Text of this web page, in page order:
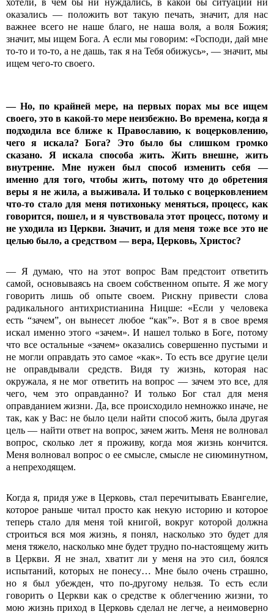
хотели, в чем бы ни нуждались, в какой бы ситуации ни
оказались — положить вот такую печать, значит, для нас
важнее всего не наше благо, не наша воля, а воля Божия;
значит, мы ищем Бога. А если мы говорим: «Господи, дай мне
то-то и то-то, а не дашь, так я на Тебя обижусь», — значит, мы
ищем чего-то своего.
— Но, по крайней мере, на первых порах мы все ищем
своего, это в какой-то мере неизбежно. Во времена, когда я
подходила все ближе к Православию, к воцерковлению,
чего я искала? Бога? Это было бы слишком громко
сказано. Я искала способа жить. Жить внешне, жить
внутренне. Мне нужен был способ изменить себя —
именно для того, чтобы жить, потому что до обретения
веры я не жила, а выживала. И только с воцерковлением
что-то стало для меня потихоньку меняться, процесс, как
говорится, пошел, и я чувствовала этот процесс, потому и
не уходила из Церкви. Значит, и для меня тоже все это не
целью было, а средством — вера, Церковь, Христос?
— Я думаю, что на этот вопрос Вам предстоит ответить
самой, основываясь на своем собственном опыте. Я же могу
говорить лишь об опыте своем. Рискну привести слова
радикального антихристианина Ницше: «Если у человека
есть “зачем”, он вынесет любое “как”». Вот я в свое время
искал именно этого «зачем». И нашел только в Боге, потому
что все остальные «зачем» оказались совершенно пустыми и
не могли оправдать это самое «как». То есть все другие цели
не оправдывали средств. Видя ту жизнь, которая нас
окружала, я не мог ответить на вопрос — зачем это все, для
чего, чем это оправданно? И только Бог стал для меня
оправданием жизни. Да, все происходило немножко иначе, не
так, как у Вас: не было цели найти способ жить, была другая
цель — найти ответ на вопрос, зачем жить. Меня не волновал
вопрос, сколько лет я проживу, когда моя жизнь кончится.
Меня волновал вопрос о ее смысле, смысле не сиюминутном,
а непреходящем.
Когда я, придя уже в Церковь, стал перечитывать Евангелие,
которое раньше читал просто как некую историю и которое
теперь стало для меня той книгой, вокруг которой должна
строиться вся моя жизнь, я понял, насколько это будет для
меня тяжело, насколько мне будет трудно по-настоящему жить
в Церкви. Я не знал, хватит ли у меня на это сил, боялся
испытаний, которых не понесу… Мне было очень страшно,
но я был убежден, что по-другому нельзя. То есть если
говорить о Церкви как о средстве к облегчению жизни, то
мою жизнь приход в Церковь сделал не легче, а неимоверно